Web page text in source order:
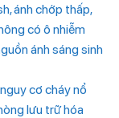
ánh chớp thấp,
có ô nhiễm
ánh sáng sinh
cơ cháy nổ
lưu trữ hóa